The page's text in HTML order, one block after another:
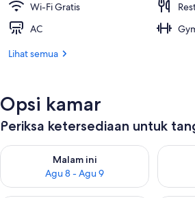
Wi-Fi Gratis
AC
Lihat semua
Opsi kamar
Periksa ketersediaan untuk
Malam ini
Agu 8 - Agu 9
Periksa ketersediaan untuk malam ini